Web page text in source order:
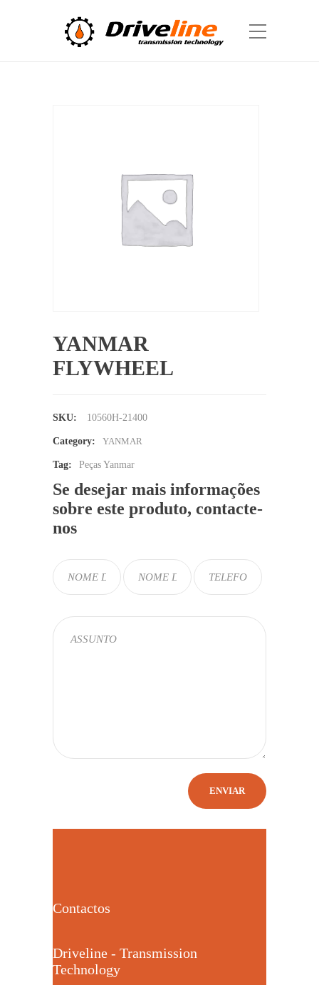
YANMAR
FLYWHEEL
SKU: 10560H-21400
Category: YANMAR
Tag: Peças Yanmar
Se desejar mais informações
sobre este produto, contacte-
nos
Contactos
Driveline - Transmission
Technology